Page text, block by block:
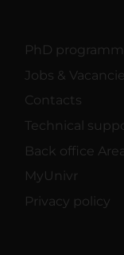
PhD
Jobs &
Contacts
Technical
Back office
MyUnivr
Privacy policy